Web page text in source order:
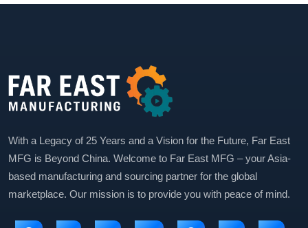
With a Legacy of 25 Years and a Vision for the Future, Far East
MFG is Beyond China. Welcome to Far East MFG – your Asia-
based manufacturing and sourcing partner for the global
marketplace. Our mission is to provide you with peace of mind.